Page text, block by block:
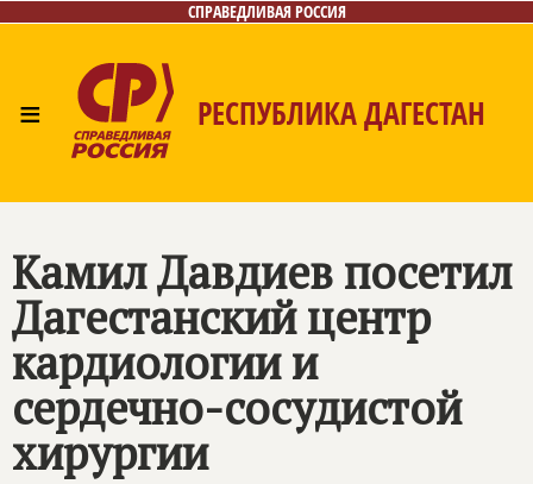
СПРАВЕДЛИВАЯ РОССИЯ
≡ РЕСПУБЛИКА ДАГЕСТАН
Камил Давдиев посетил
Дагестанский центр
кардиологии и
сердечно-сосудистой
хирургии